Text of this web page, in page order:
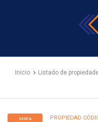
PROCASA
Inicio Listado de
VENTA PROPIEDAD